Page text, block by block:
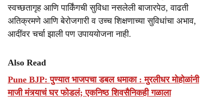
स्वच्छतागृह आणि पार्किंगची सुविधा नसलेली बाजारपेठ, वाढती
अतिक्रमणे आणि बेरोजगारी व उच्च शिक्षणाच्या सुविधांचा अभाव,
आदींवर चर्चा झाली पण उपाययोजना नाही.
Also Read
Pune BJP: पुण्यात भाजपचा डबल धमाका : मुरलीधर मोहोळांनी
माजी मंत्र्याचं घर फोडलं; एकनिष्ठ शिवसैनिकही गळाला